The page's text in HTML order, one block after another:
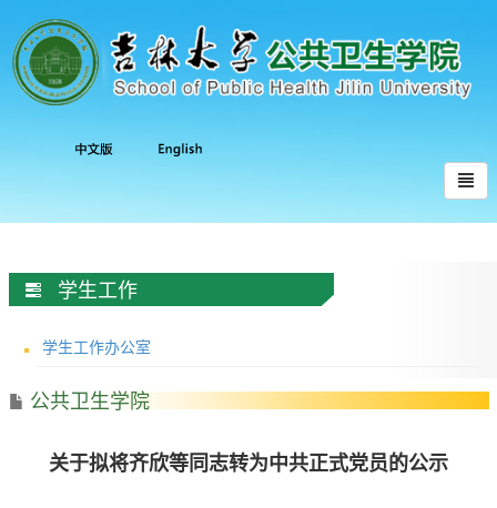
学生工作
学生工作办公室
公共卫生学院
关于拟将齐欣等同志转为中共正式党员的公示